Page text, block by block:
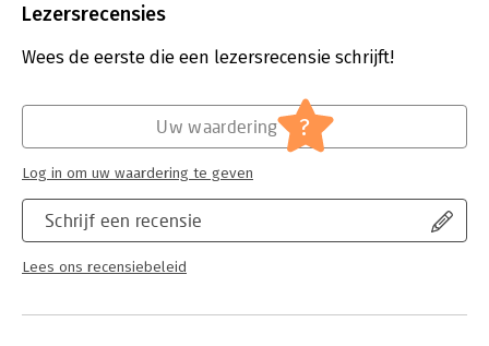
Lezersrecensies
Wees de eerste die een lezersrecensie schrijft!
Schrijf een recensie
Lees ons recensiebeleid
Uw waardering ?
Log in om uw waardering te geven